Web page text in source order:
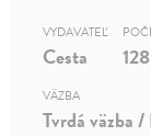
VYDAVATEĽ
Cesta 128
VÄZBA
Tvrdá väzba